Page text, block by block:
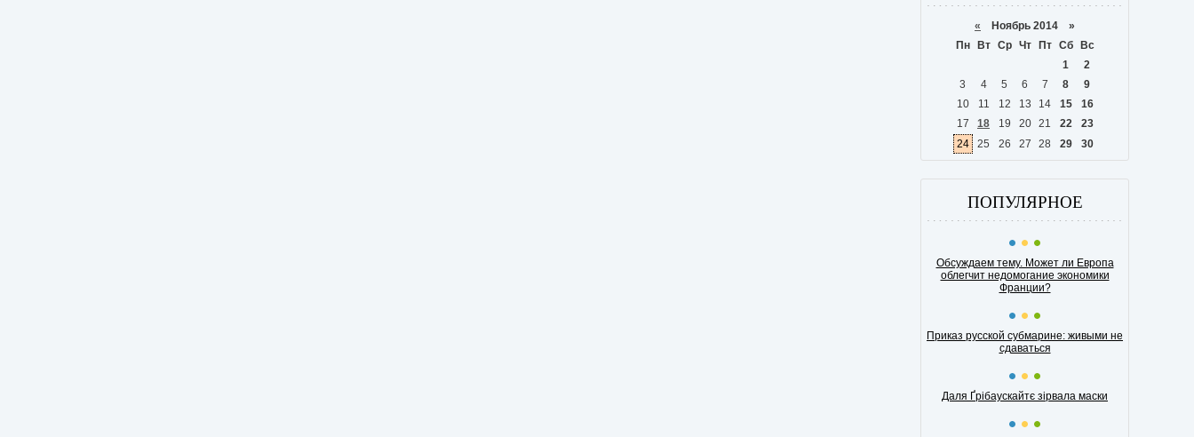
« Ноябрь 2014 »
Пн
Вт Ср Чт Пт Сб
Вс
1
2
3
4 5 6 7 8
9
10
11 12 13 14 15
16
17
18 19 20 21 22
23
24
25 26 27 28 29 30
ПОПУЛЯРНОЕ
Обсуждаем тему. Может ли Европа
облегчит недомогание экономики
Франции?
Приказ русской субмарине: живыми не
сдаваться
Даля Ґрібаускайтє зірвала маски